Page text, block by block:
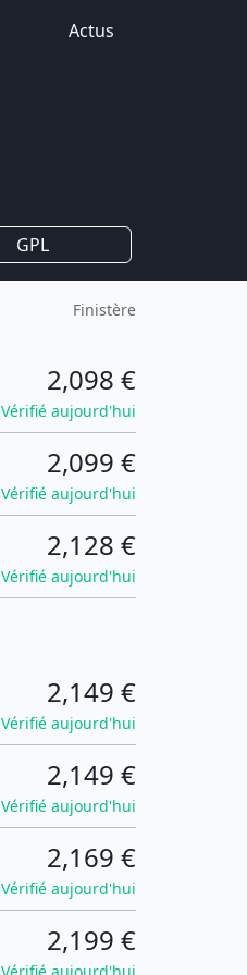
Actus
GPL
Finistère
2,098 €
Vérifié aujourd'hui
2,099 €
Vérifié aujourd'hui
2,128 €
Vérifié aujourd'hui
2,149 €
Vérifié aujourd'hui
2,149 €
Vérifié aujourd'hui
2,169 €
Vérifié aujourd'hui
2,199 €